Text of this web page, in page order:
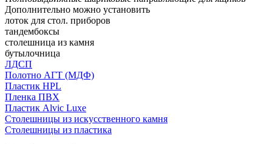
Дополнительно можно установить
лоток для стол. приборов
тандембоксы
столешница из камня
бутылочница
ЛДСП
Полотно АГТ (МДФ)
Пластик HPL
Пленка ПВХ
Пластик Alvic Luxe
Столешницы из искусственного камня
Столешницы из пластика